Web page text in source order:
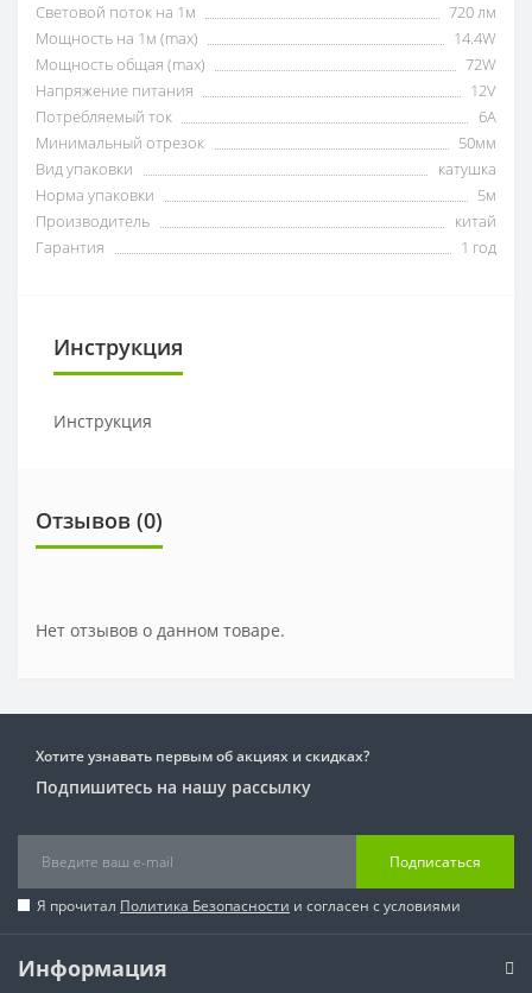
Световой поток на 1м
720 лм
Мощность на 1м (max)
14.4W
Мощность общая (max)
72W
Напряжение питания
12V
Потребляемый ток
6А
Минимальный отрезок
50мм
Вид упаковки
катушка
Норма упаковки
5м
Производитель
китай
Гарантия
1 год
Инструкция
Инструкция
Отзывов (0)
Нет отзывов о данном товаре.
Хотите узнавать первым об акциях и скидках?
Подпишитесь на нашу рассылку
Подписаться
Я прочитал Политика Безопасности и согласен с условиями
Информация